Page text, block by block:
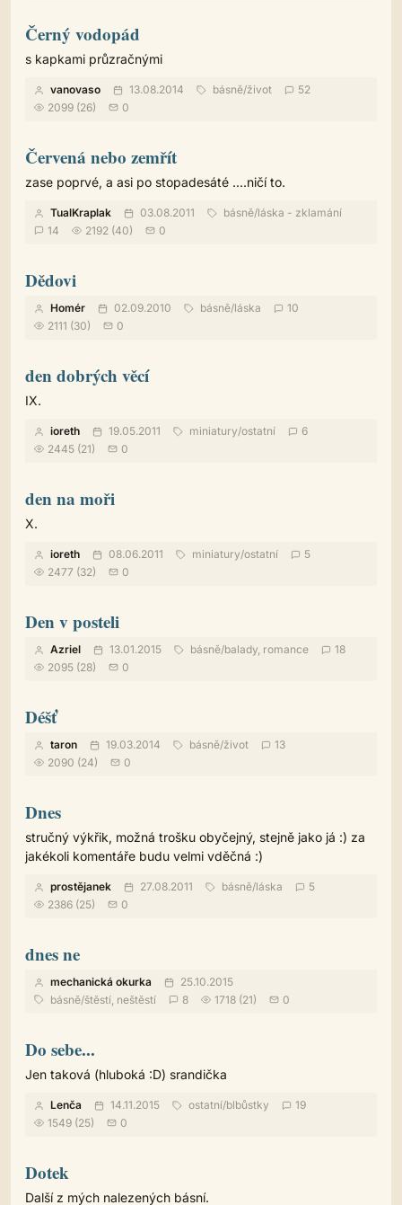
Černý vodopád
s kapkami průzračnými
vanovaso 13.08.2014 básně/život
52
2099 (26)
0
Červená nebo zemřít
zase poprvé, a asi po stopadesáté ....ničí to.
TualKraplak 03.08.2011 básně/láska - zklamání
14
2192 (40) 0
Dědovi
Homér 02.09.2010 básně/láska
10
2111 (30)
0
den dobrých věcí
IX.
ioreth 19.05.2011 miniatury/ostatní
6
2445 (21)
0
den na moři
X.
ioreth 08.06.2011 miniatury/ostatní
5
2477 (32)
0
Den v posteli
Azriel 13.01.2015 básně/balady, romance
18
2095 (28)
0
Déšť
taron 19.03.2014 básně/život
13
2090 (24)
0
Dnes
stručný výkřik, možná trošku obyčejný, stejně jako já :) za
jakékoli komentáře budu velmi vděčná :)
prostějanek 27.08.2011 básně/láska
5
2386 (25)
0
dnes ne
mechanická okurka
25.10.2015
básně/štěstí, neštěstí 8 1718 (21) 0
Do sebe...
Jen taková (hluboká :D) srandička
Lenča 14.11.2015 ostatní/blbůstky
19
1549 (25)
0
Dotek
Další z mých nalezených básní.